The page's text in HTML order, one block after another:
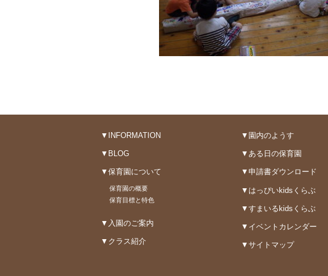
▼INFORMATION
▼BLOG
▼保育園について
保育園の概要
保育目標と特色
▼入園のご案内
▼クラス紹介
▼園内のようす
▼ある日の保育園
▼申請書ダウンロード
▼はっぴいkidsくらぶ
▼すまいるkidsくらぶ
▼イベントカレンダー
▼サイトマップ